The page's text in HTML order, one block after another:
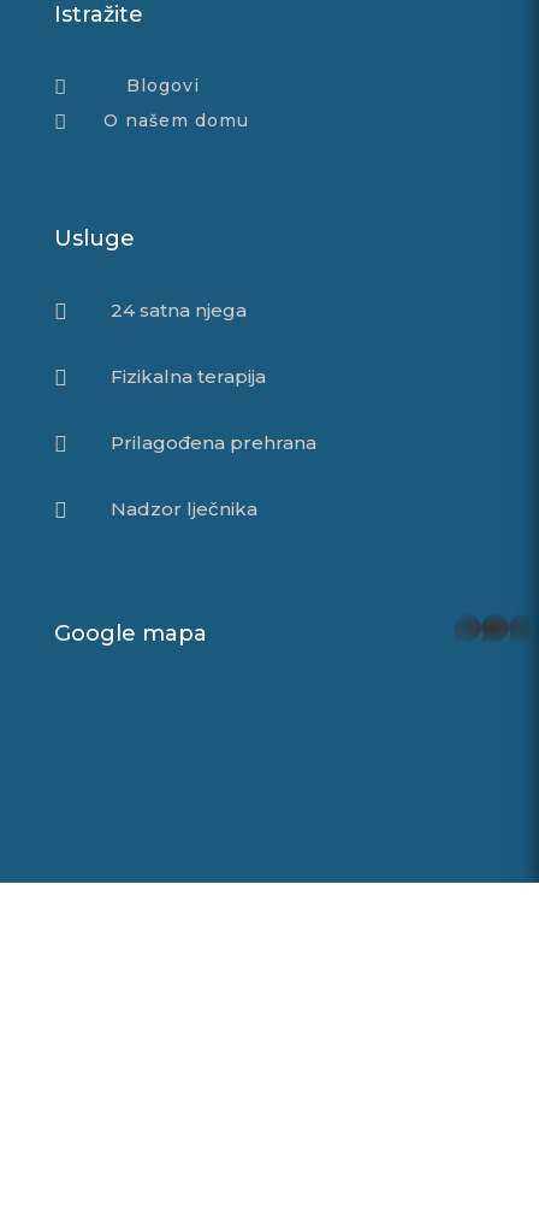
Istražite
 Blogovi
 O našem domu
Usluge
 24 satna njega
 Fizikalna terapija
 Prilagođena prehrana
 Nadzor lječnika
Google mapa whatsapp